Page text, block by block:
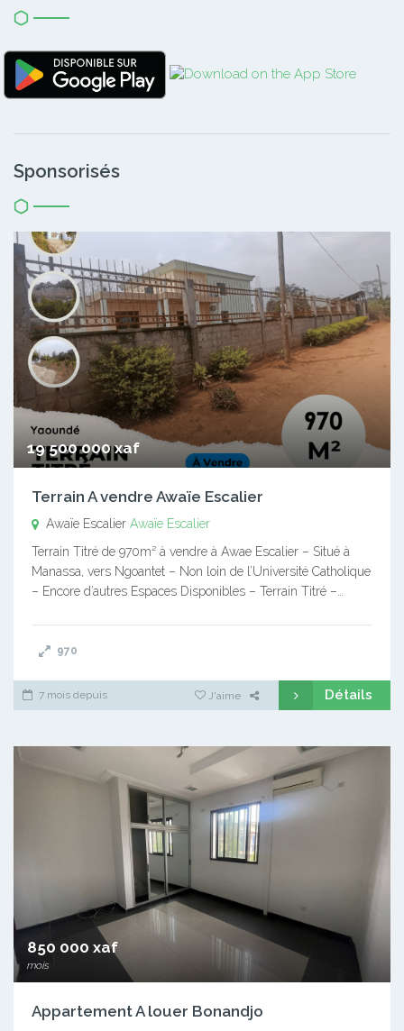
Sponsorisés
19 500 000 xaf
Terrain A vendre Awaïe Escalier
Awaïe Escalier Awaïe Escalier
Terrain Titré de 970m² à vendre à Awae Escalier – Situé à
Manassa, vers Ngoantet – Non loin de l’Université Catholique
– Encore d’autres Espaces Disponibles – Terrain Titré –…
970
7 mois depuis J'aime Détails
850 000 xaf
mois
Appartement A louer Bonandjo